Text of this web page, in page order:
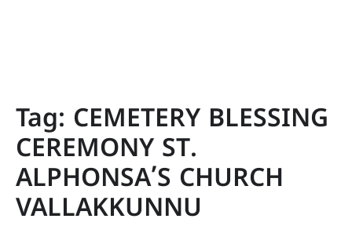
Tag: CEMETERY BLESSING
CEREMONY ST.
ALPHONSA’S CHURCH
VALLAKKUNNU